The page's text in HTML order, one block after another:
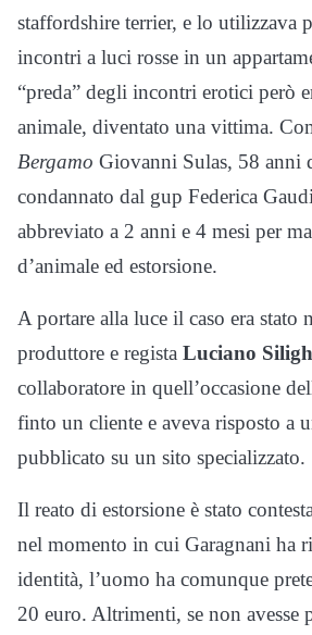
staffordshire terrier, e lo utilizzava
incontri a luci rosse in un
“preda” degli incontri erotici però
animale, diventato una vittima.
Bergamo Giovanni Sulas, 58 anni
condannato dal gup Federica
abbreviato a 2 anni e 4 mesi per
d’animale ed estorsione.
A portare alla luce il caso era stato
produttore e regista Luciano
collaboratore in quell’occasione
finto un cliente e aveva risposto a
pubblicato su un sito specializzato.
Il reato di estorsione è stato
nel momento in cui Garagnani ha
identità, l’uomo ha comunque
20 euro. Altrimenti, se non avesse